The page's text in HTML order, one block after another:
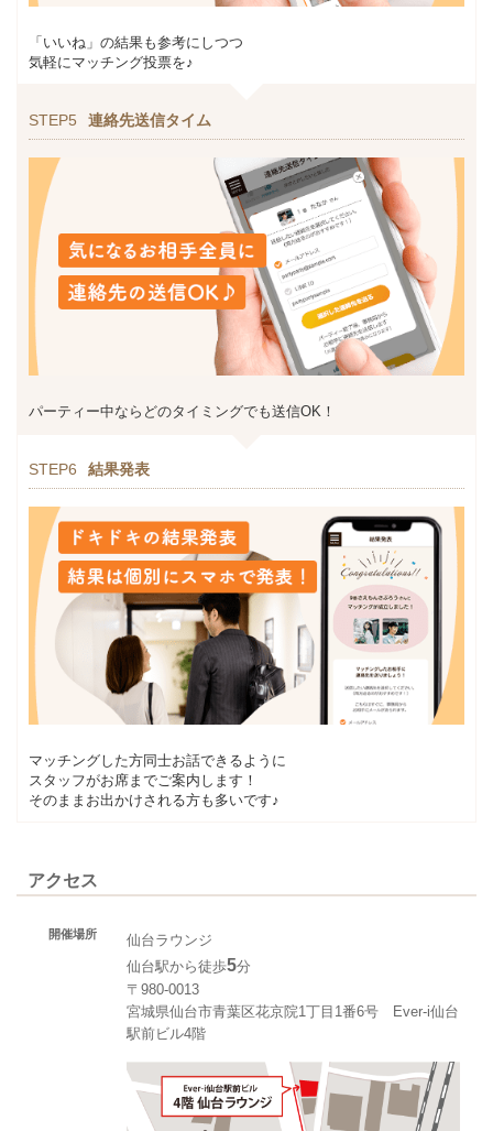
「いいね」の結果も参考にしつつ
気軽にマッチング投票を♪
STEP5 連絡先送信タイム
パーティー中ならどのタイミングでも送信OK！
STEP6 結果発表
マッチングした方同士お話できるように
スタッフがお席までご案内します！
そのままお出かけされる方も多いです♪
アクセス
開催場所
仙台ラウンジ
仙台駅から徒歩5分
〒980-0013
宮城県仙台市青葉区花京院1丁目1番6号 Ever-i仙台
駅前ビル4階